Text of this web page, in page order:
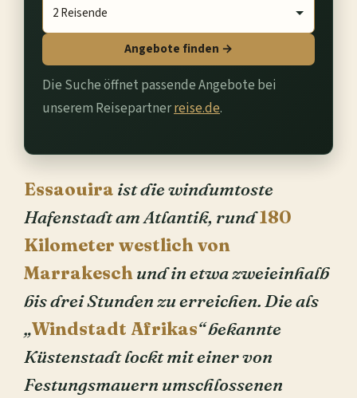
Angebote finden →
Die Suche öffnet passende Angebote bei
unserem Reisepartnerreise.de.
Essaouira ist die windumtoste
Hafenstadt am Atlantik, rund180
Kilometer westlich von
Marrakeschund in etwa zweieinhalb
bis drei Stunden zu erreichen. Die als
„Windstadt Afrikas“ bekannte
Küstenstadt lockt mit einer von
Festungsmauern umschlossenen